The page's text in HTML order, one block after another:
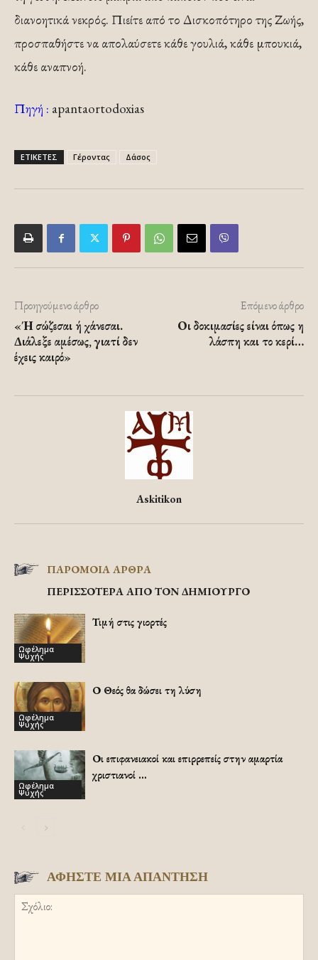
διανοητικά νεκρός. Πιείτε από το Δισκοπότηρο της Ζωής,
προσπαθήστε να απολαύσετε κάθε γουλιά, κάθε μπουκιά,
κάθε αναπνοή.
Πηγή : apantaortodoxias
ΕΤΙΚΕΤΕΣ Γέροντας Δάσος
Προηγούμενο άρθρο
«Ή σώζεσαι ή χάνεσαι.
Διάλεξε αμέσως, γιατί δεν
έχεις καιρό»
Επόμενο άρθρο
Οι δοκιμασίες είναι όπως η
λάσπη και το κερί…
Askitikon
ΠΑΡΟΜΟΙΑ ΑΡΘΡΑ
ΠΕΡΙΣΣΟΤΕΡΑ ΑΠΟ ΤΟΝ ΔΗΜΙΟΥΡΓΟ
Ωφέλημα
Ψυχής
Τιμή στις γιορτές
Ωφέλημα
Ψυχής
Ο Θεός θα δώσει τη λύση
Ωφέλημα
Ψυχής
Οι επιφανειακοί και επιρρεπείς στην αμαρτία
χριστιανοί …
ΑΦΗΣΤΕ ΜΙΑ ΑΠΑΝΤΗΣΗ